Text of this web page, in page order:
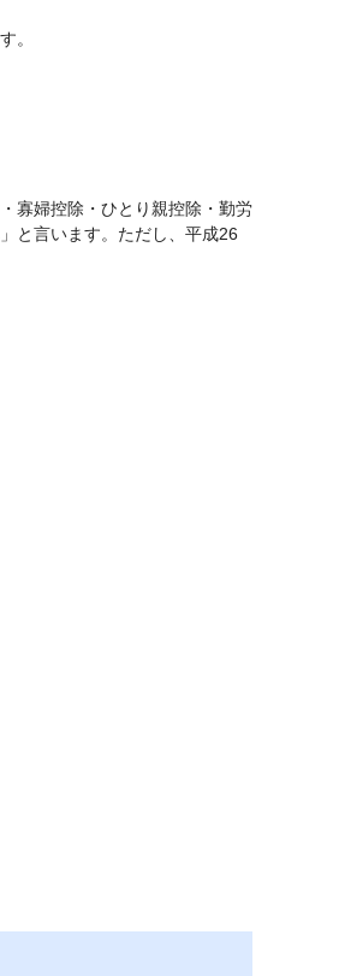
。
寡婦控除・ひとり親控除・勤労
と言います。ただし、平成26